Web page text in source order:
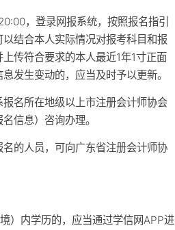
，登录网报系统，按照报名指引
结合本人实际情况对报考科目和报
传符合要求的本人最近1年1寸正面
发生变动的，应当及时予以更新。
名所在地级以上市注册会计师协会
信息）咨询办理。
的人员，可向广东省注册会计师协
）内学历的，应当通过学信网APP进